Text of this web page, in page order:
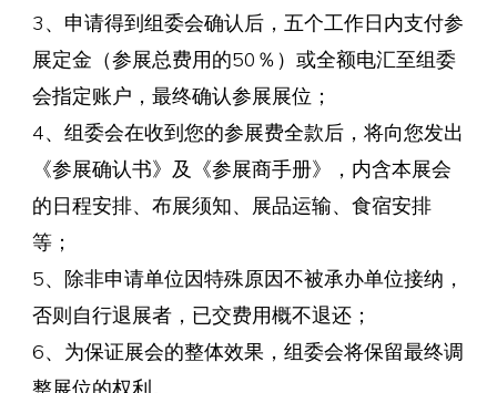
3、申请得到组委会确认后，五个工作日内支付参
展定金（参展总费用的50％）或全额电汇至组委
会指定账户，最终确认参展展位；
4、组委会在收到您的参展费全款后，将向您发出
《参展确认书》及《参展商手册》，内含本展会
的日程安排、布展须知、展品运输、食宿安排
等；
5、除非申请单位因特殊原因不被承办单位接纳，
否则自行退展者，已交费用概不退还；
6、为保证展会的整体效果，组委会将保留最终调
整展位的权利。